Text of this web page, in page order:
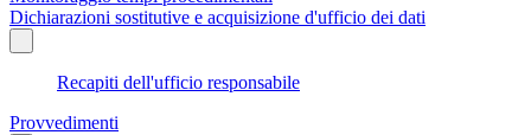
Dichiarazioni sostitutive e acquisizione d'ufficio dei dati
Recapiti dell'ufficio responsabile
Provvedimenti